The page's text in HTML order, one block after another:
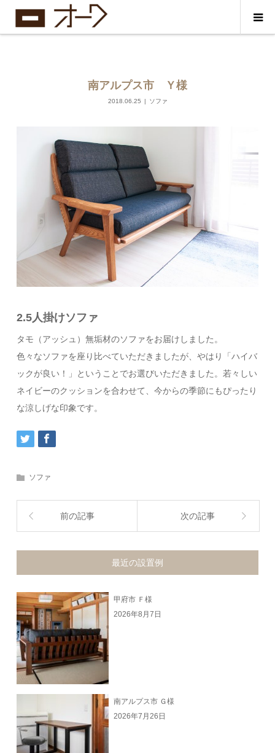
南アルプス市 Ｙ様
2018.06.25 ソファ
2.5人掛けソファ
タモ（アッシュ）無垢材のソファをお届けしました。
色々なソファを座り比べていただきましたが、やはり「ハイバ
ックが良い！」ということでお選びいただきました。若々しい
ネイビーのクッションを合わせて、今からの季節にもぴったり
な涼しげな印象です。
ソファ
前の記事 次の記事
最近の設置例
甲府市 Ｆ様
2026年8月7日
南アルプス市 Ｇ様
2026年7月26日